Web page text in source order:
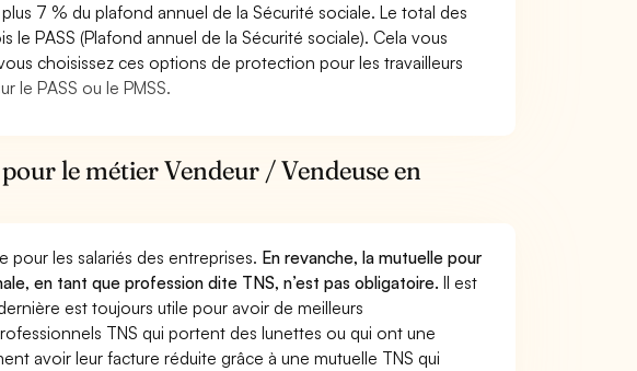
7 % du plafond annuel de la Sécurité sociale. Le total des
PASS (Plafond annuel de la Sécurité sociale). Cela vous
choisissez ces options de protection pour les travailleurs
le PASS ou le PMSS.
le métier Vendeur / Vendeuse en
pour les salariés des entreprises. En revanche, la mutuelle pour
en tant que profession dite TNS, n’est pas obligatoire.Il est
est toujours utile pour avoir de meilleurs
TNS qui portent des lunettes ou qui ont une
avoir leur facture réduite grâce à une mutuelle TNS qui